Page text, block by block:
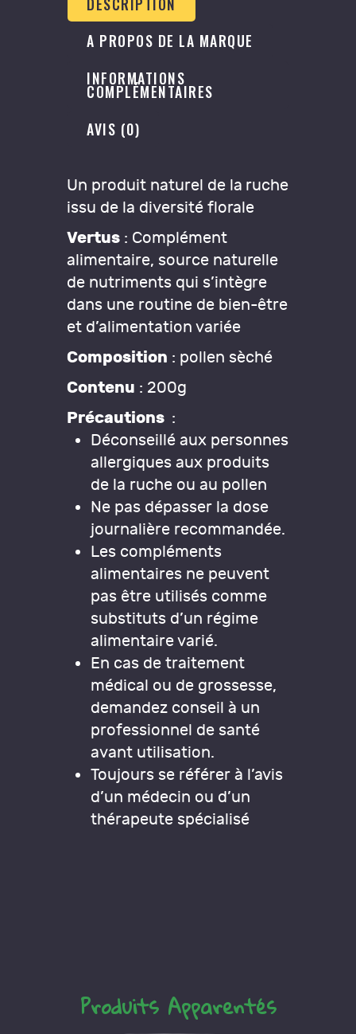
A PROPOS DE LA MARQUE
INFORMATIONS
COMPLÉMENTAIRES
AVIS (0)
Un produit naturel de la ruche
issu de la diversité florale
Vertus: Complément
alimentaire, source naturelle
de nutriments qui s’intègre
dans une routine de bien-être
et d’alimentation variée
Composition : pollen sèché
Contenu : 200g
Précautions :
Déconseillé aux personnes
allergiques aux produits
de la ruche ou au pollen
Ne pas dépasser la dose
journalière recommandée.
Les compléments
alimentaires ne peuvent
pas être utilisés comme
substituts d’un régime
alimentaire varié.
En cas de traitement
médical ou de grossesse,
demandez conseil à un
professionnel de santé
avant utilisation.
Toujours se référer à l’avis
d’un médecin ou d’un
thérapeute spécialisé
Produits Apparentés